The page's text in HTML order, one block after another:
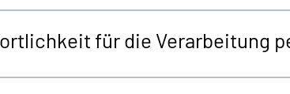
für die Verarbeitung